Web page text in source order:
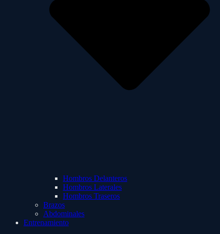
Hombros Delanteros
Hombros Laterales
Hombros Traseros
Brazos
Abdominales
Entrenamiento